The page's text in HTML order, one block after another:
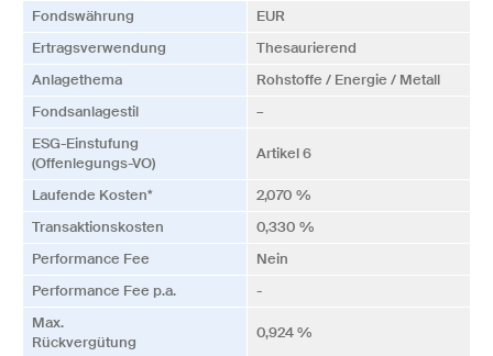
Fonds­währung
EUR
Ertrags­verwendung
Thesaurierend
Anlagethema
Rohstoffe / Energie / Metall
Fonds­anlagestil
–
ESG-Einstufung
(Offenlegungs-VO)
Artikel 6
Laufende Kosten*
2,070 %
Transaktionskosten
0,330 %
Performance Fee
Nein
Performance Fee p.a.
-
Max.
Rückvergütung
0,924 %